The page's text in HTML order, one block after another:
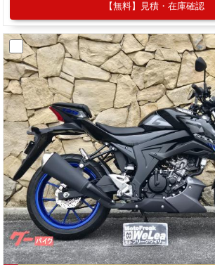
【無料】見積・在庫確認